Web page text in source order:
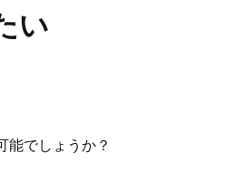
い
能でしょうか？